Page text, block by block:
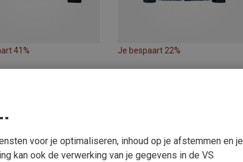
41% Je bespaart 22%
voor je optimaliseren, inhoud op je afstemmen en je
kan ook de verwerking van je gegevens in de VS